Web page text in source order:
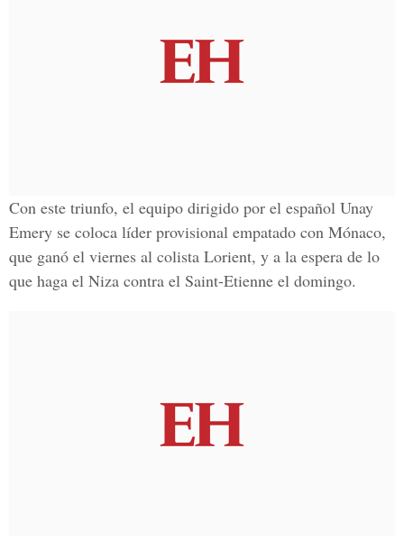
Con este triunfo, el equipo dirigido por el español Unay
Emery se coloca líder provisional empatado con Mónaco,
que ganó el viernes al colista Lorient, y a la espera de lo
que haga el Niza contra el Saint-Etienne el domingo.